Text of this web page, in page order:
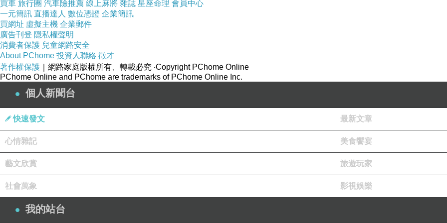
世界的探索。
另一位知名的學者艾瑞克森，他所提出的心理社會發展論，標誌出青春期是個自我認同或混淆的階段
明自己存在的價值。有不少的學生說「愛情是我生活的全部」，但這樣的言論有時不見容於成人的想法
戀愛需接受懲處，以確保學校生活秩序依規而行，不至於造成不必要的混亂。
這就好比鯀的治水，是築起越來越高的堤防，但卻未能有效地解決學生可能有的戀愛議題。對於學
堵，引導他們瞭解愛的渴望、如何進行邀約、建立良好的愛情界線、擇偶的條件等，這些才是真實人生
沒多久前，台北市衛生局公布了一份調查資料，發現學生們在上大學前有三分之一的學子談過戀愛，
數字隨著孩子的年齡增加，到高中生攀上了一個高峰。就算明文禁止，也無法阻擋人對愛情的追尋。
蜜。更何況這些孩子自小就生活在偶像劇充斥的環境中，更是難以逃開愛的天網，都被圈在其中，有著
【提早學習愛的真諦】
學校與其採取鎖國政策，不如以更開放的態度面對學生的愛情生活，增加其自我覺知，而不至於對愛
愛權還給他們，由其決定他所想要的愛情是什麼，而不是透過校規籠統的規定，限制一個孩子該有的
的責任只定義在功課的學習，而忽略了人性中對愛的渴求。
買車 旅行團 汽車險推薦 線上麻將 雜誌 星座命理 會員中心
一元簡訊 直播達人 數位憑證 企業簡訊
買網址 虛擬主機 企業郵件
廣告刊登 隱私權聲明
消費者保護 兒童網路安全
About PChome 投資人聯絡 徵才
著作權保護 ｜網路家庭版權所有、轉載必究 ‧Copyright PChome Online
PChome Online and PChome are trademarks of PChome Online Inc.
個人新聞台
快速發文 最新文章
心情雜記 美食饗宴
藝文欣賞 旅遊玩家
社會萬象 影視娛樂
我的站台